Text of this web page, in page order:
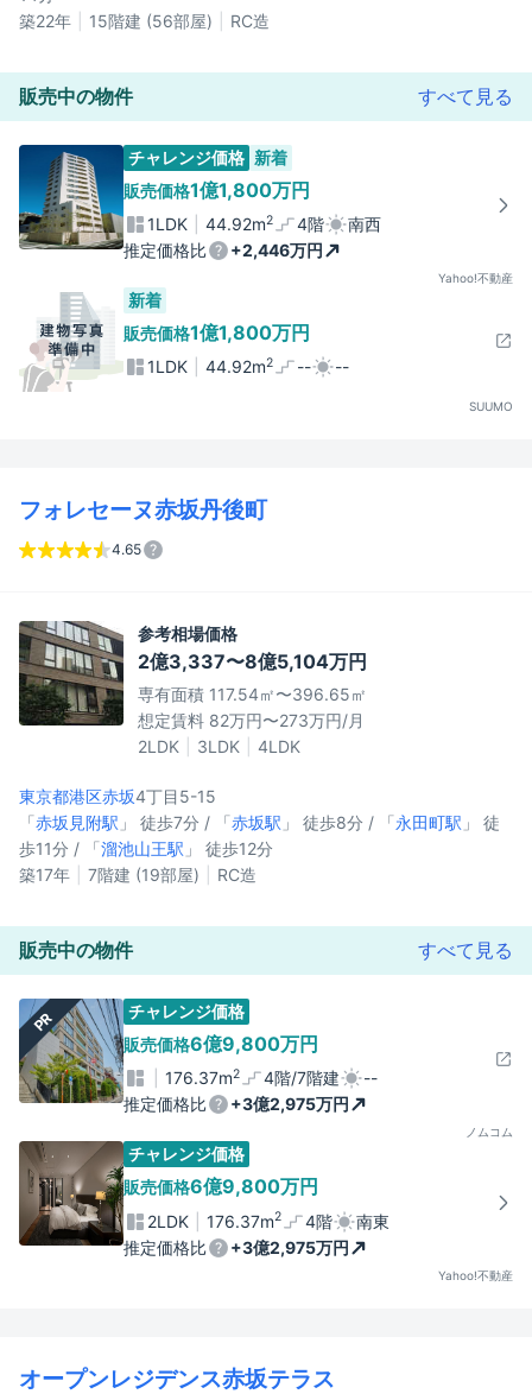
築22年
15階建 (56部屋) RC造
販売中の物件 すべて見る
チャレンジ価格 新着
販売価格1億1,800万円
1LDK 44.92m2 4階
南西
推定価格比
+2,446万円
Yahoo!不動産
新着
販売価格1億1,800万円
1LDK 44.92m2 -- --
SUUMO
フォレセーヌ赤坂丹後町
4.65
参考相場価格
2億3,337〜8億5,104万円
専有面積 117.54㎡〜396.65㎡
想定賃料 82万円〜273万円/月
2LDK
3LDK 4LDK
東京都港区赤坂4丁目5-15
「赤坂見附駅 」 徒歩7分 / 「赤坂駅 」 徒歩8分 / 「永田町駅 」 徒
歩11分 / 「溜池山王駅 」 徒歩12分
築17年
7階建 (19部屋) RC造
販売中の物件 すべて見る
PR
チャレンジ価格
販売価格6億9,800万円
176.37m2 4階/7階建
--
推定価格比
+3億2,975万円
ノムコム
チャレンジ価格
販売価格6億9,800万円
2LDK 176.37m2 4階
南東
推定価格比
+3億2,975万円
Yahoo!不動産
オープンレジデンス赤坂テラス